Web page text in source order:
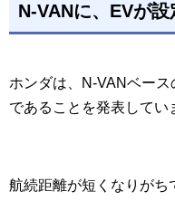
N-VANに、EVが設
ホンダは、N-VANベー
であることを発表してい
航続距離が短くなりがち